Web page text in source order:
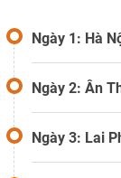
Ngày 1: Hà
Ngày 2: Ân
Ngày 3: Lai